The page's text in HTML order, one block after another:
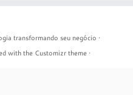
transformando seu negócio ·
with the Customizr theme·